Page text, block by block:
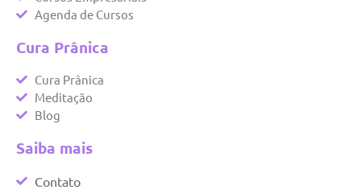
Agenda de Cursos
Cura Prânica
Cura Prânica
Meditação
Blog
Saiba mais
Contato